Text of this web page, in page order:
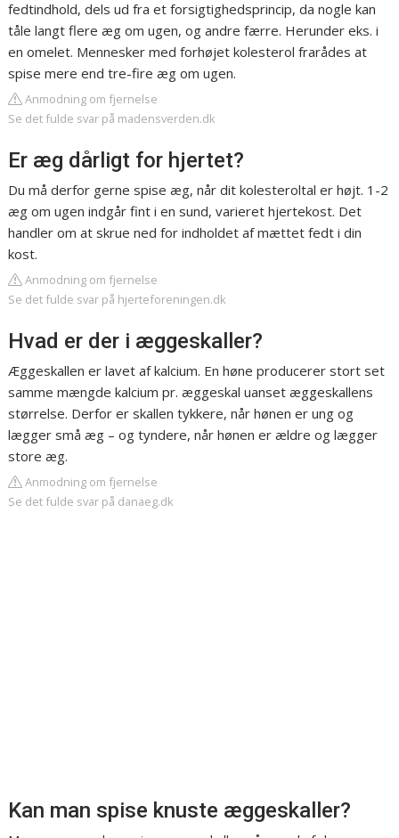
fedtindhold, dels ud fra et forsigtighedsprincip, da nogle kan
tåle langt flere æg om ugen, og andre færre. Herunder eks. i
en omelet. Mennesker med forhøjet kolesterol frarådes at
spise mere end tre-fire æg om ugen.
Anmodning om fjernelse
Se det fulde svar på madensverden.dk
Er æg dårligt for hjertet?
Du må derfor gerne spise æg, når dit kolesteroltal er højt. 1-2
æg om ugen indgår fint i en sund, varieret hjertekost. Det
handler om at skrue ned for indholdet af mættet fedt i din
kost.
Anmodning om fjernelse
Se det fulde svar på hjerteforeningen.dk
Hvad er der i æggeskaller?
Æggeskallen er lavet af kalcium. En høne producerer stort set
samme mængde kalcium pr. æggeskal uanset æggeskallens
størrelse. Derfor er skallen tykkere, når hønen er ung og
lægger små æg – og tyndere, når hønen er ældre og lægger
store æg.
Anmodning om fjernelse
Se det fulde svar på danaeg.dk
Kan man spise knuste æggeskaller?